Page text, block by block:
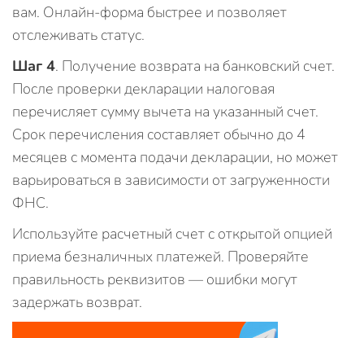
вам. Онлайн-форма быстрее и позволяет
отслеживать статус.
Шаг 4. Получение возврата на банковский счет.
После проверки декларации налоговая
перечисляет сумму вычета на указанный счет.
Срок перечисления составляет обычно до 4
месяцев с момента подачи декларации, но может
варьироваться в зависимости от загруженности
ФНС.
Используйте расчетный счет с открытой опцией
приема безналичных платежей. Проверяйте
правильность реквизитов — ошибки могут
задержать возврат.